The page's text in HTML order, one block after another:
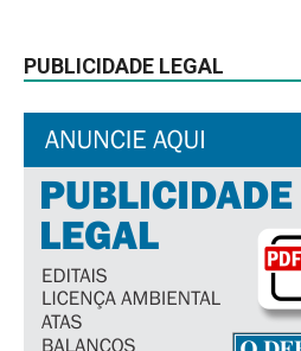
PUBLICIDADE LEGAL